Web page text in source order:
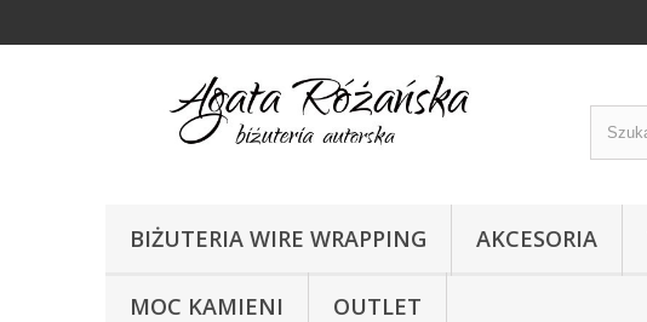
BIŻUTERIA WIRE WRAPPING AKCESORIA
MOC KAMIENI OUTLET